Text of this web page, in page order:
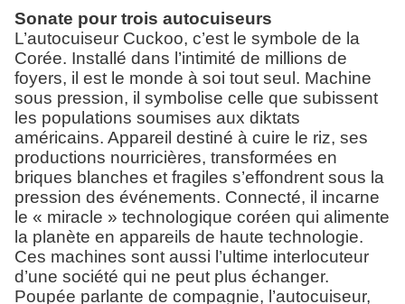
Sonate pour trois autocuiseurs
L’autocuiseur Cuckoo, c’est le symbole de la
Corée. Installé dans l’intimité de millions de
foyers, il est le monde à soi tout seul. Machine
sous pression, il symbolise celle que subissent
les populations soumises aux diktats
américains. Appareil destiné à cuire le riz, ses
productions nourricières, transformées en
briques blanches et fragiles s’effondrent sous la
pression des événements. Connecté, il incarne
le « miracle » technologique coréen qui alimente
la planète en appareils de haute technologie.
Ces machines sont aussi l’ultime interlocuteur
d’une société qui ne peut plus échanger.
Poupée parlante de compagnie, l’autocuiseur,